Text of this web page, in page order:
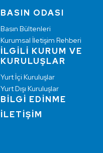
BASIN ODASI
Basın Bültenleri
Kurumsal İletişim Rehberi
İLGİLİ KURUM VE
KURULUŞLAR
Yurt İçi Kuruluşlar
Yurt Dışı Kuruluşlar
BİLGİ EDİNME
İLETİŞİM